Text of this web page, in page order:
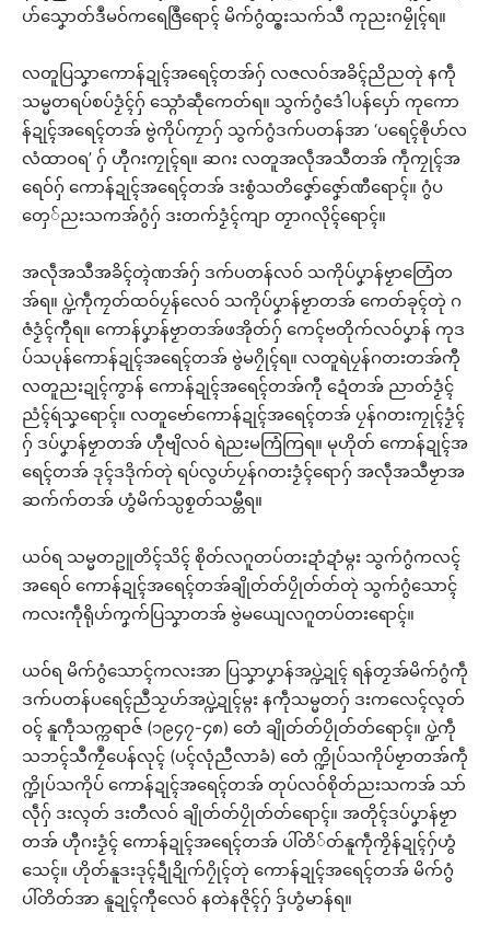
ပာ်သၞောတ်ဒဳမဝ်ကရေဇြဳရောၚ် မိက်ဂွံထ္ၜးသက်သဳ ကုညးဂမၠိုၚ်ရ။
လတူပြသၞာကောန်ဍုၚ်အရေၚ်တအ်ဂှ် လဇလဝ်အခိၚ်ညိညတုဲ နကဵု
သမ္မတရပ်စပ်ဒၟံၚ်ဂှ် သ္ဂောံဆဵုကေတ်ရ။ သွက်ဂွံဒေံါပန်ပှော် ကုကော
န်ဍုၚ်အရေၚ်တအ် ဗွဲကိုပ်ကၠာဂှ် သွက်ဂွံဒက်ပတန်အာ ‘ပရေၚ်ၜိုဟ်လ
လံထာဝရ’ ဂှ် ဟီုဂးကၠုၚ်ရ။ ဆဂး လတူအလဵုအသဳတအ် ကဵုကၠုၚ်အ
ရေဝ်ဂှ် ကောန်ဍုၚ်အရေၚ်တအ် ဒးစွံသတိဇၞော်ဇၞော်ဏီရောၚ်။ ဂွံပ
တှေ်ညးသကအ်ဂွံဂှ် ဒးတက်ဒၟံၚ်ကျာ တၟာဂလိုၚ်ရောၚ်။
အလဵုအသဳအခိၚ်တ္ၚဲဏအ်ဂှ် ဒက်ပတန်လဝ် သကိုပ်ပၞာန်ဗၟာတြေံတ
အ်ရ။ ပ္ဍဲကဵုကၠတ်ထဝ်ပၠန်လေဝ် သကိုပ်ပၞာန်ဗၟာတအ် ကေတ်ခုၚ်တုဲ ဂ
ဇံဒၟံၚ်ကီုရ။ ကောန်ပၞာန်ဗၟာတအ်ဖအိုတ်ဂှ် ကေၚ်ဗတိုက်လဝ်ပၞာန် ကုဒ
ပ်သပုန်ကောန်ဍုၚ်အရေၚ်တအ် ဗွဲမဂၠိုၚ်ရ။ လတူရဲပၠန်ဂတးတအ်ကီု
လတူညးဍုၚ်ကွာန် ကောန်ဍုၚ်အရေၚ်တအ်ကီု ဍေံတအ် ညာတ်ဒၟံၚ်
ညံၚ်ရဴသၞရောၚ်။ လတူဗော်ကောန်ဍုၚ်အရေၚ်တအ် ပၠန်ဂတးကၠုၚ်ဒၟံၚ်
ဂှ် ဒပ်ပၞာန်ဗၟာတအ် ဟီုဗျိလဝ် ရဲညးမကြံကြရ။ မုဟိုတ် ကောန်ဍုၚ်အ
ရေၚ်တအ် ဒုၚ်ဒဒိုက်တုဲ ရပ်လွဟ်ပၠန်ဂတးဒၟံၚ်ရောဂှ် အလဵုအသဳဗၟာအ
ဆက်က်တအ် ဟွံမိက်သ္ပစၟတ်သမ္တီရ။
ယဝ်ရ သမ္မတဥူတိၚ်သိၚ် စိုတ်လဂူတပ်တးဍာံဍာံမ္ဂး သွက်ဂွံကလၚ်
အရေဝ် ကောန်ဍုၚ်အရေၚ်တအ်ချိုတ်တ်ပၠိုတ်တ်တုဲ သွက်ဂွံသောၚ်
ကလးကဵုရိုဟ်ကၞက်ပြသၞာတအ် ဗွဲမယျေလဂူတပ်တးရောၚ်။
ယဝ်ရ မိက်ဂွံသောၚ်ကလးအာ ပြသၞာပၞာန်အပ္ဍဲဍုၚ် ရန်တၟအ်မိက်ဂွံကဵု
ဒက်ပတန်ပရေၚ်ညဳသၟဟ်အပ္ဍဲဍုၚ်မ္ဂး နကဵုသမ္မတဂှ် ဒးကလေၚ်လ္ၚတ်
ဝၚ် နူကဵုသက္ကရာဇ် (၁၉၄၇-၄၈) တေံ ချိုတ်တ်ပၠိုတ်တ်ရောၚ်။ ပ္ဍဲကဵု
သဘၚ်သဳကၠဳပေန်လုၚ် (ပၚ်လုံညီလာခံ) တေံ က္ဍိုပ်သကိုပ်ဗၟာတအ်ကဵု
က္ဍိုပ်သကိုပ် ကောန်ဍုၚ်အရေၚ်တအ် တုပ်လဝ်စိုတ်ညးသကအ် သာ်
လဵုဂှ် ဒးလ္ၚတ် ဒးတီလဝ် ချိုတ်တ်ပၠိုတ်တ်ရောၚ်။ အတိုၚ်ဒပ်ပၞာန်ဗၟာ
တအ် ဟီုဂးဒၟံၚ် ကောန်ဍုၚ်အရေၚ်တအ် ပါ်တိ်တ်နူကဵုကၟိန်ဍုၚ်ဂှ်ဟွံ
သေၚ်။ ဟိုတ်နူဒးဒုၚ်ဍဵုဍိုက်ဂၠိုၚ်တုဲ ကောန်ဍုၚ်အရေၚ်တအ် မိက်ဂွံ
ပါ်တိတ်အာ နူဍုၚ်ကီုလေဝ် နတဲနဇိုၚ်ဂှ် ဒှ်ဟွံမာန်ရ။